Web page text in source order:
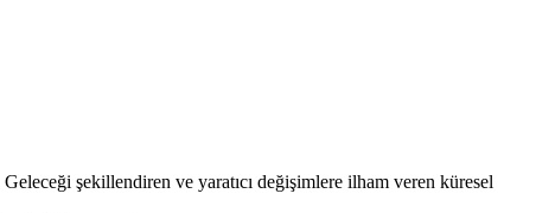
şekillendiren ve yaratıcı değişimlere ilham veren küresel